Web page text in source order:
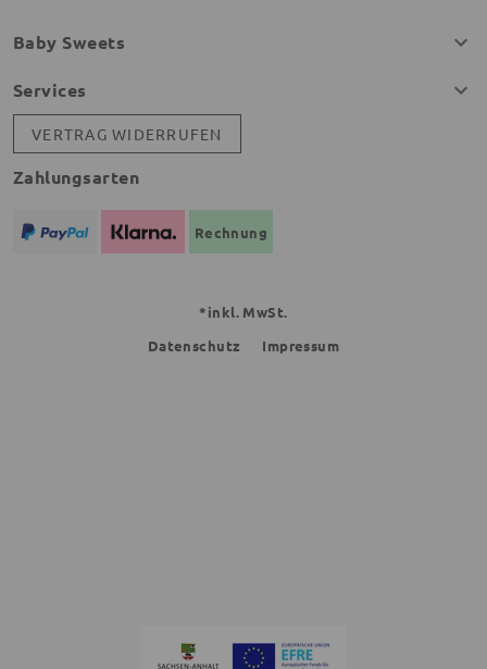
Baby Sweets
Services
VERTRAG WIDERRUFEN
Zahlungsarten
Rechnung
*inkl. MwSt.
Datenschutz
Impressum